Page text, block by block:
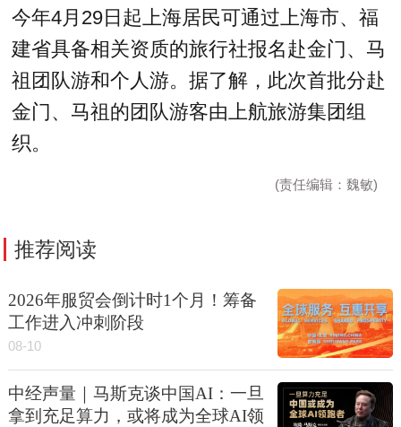
今年4月29日起上海居民可通过上海市、福
建省具备相关资质的旅行社报名赴金门、马
祖团队游和个人游。据了解，此次首批分赴
金门、马祖的团队游客由上航旅游集团组
织。
(责任编辑：魏敏)
推荐阅读
2026年服贸会倒计时1个月！筹备
工作进入冲刺阶段
08-10
中经声量｜马斯克谈中国AI：一旦
拿到充足算力，或将成为全球AI领